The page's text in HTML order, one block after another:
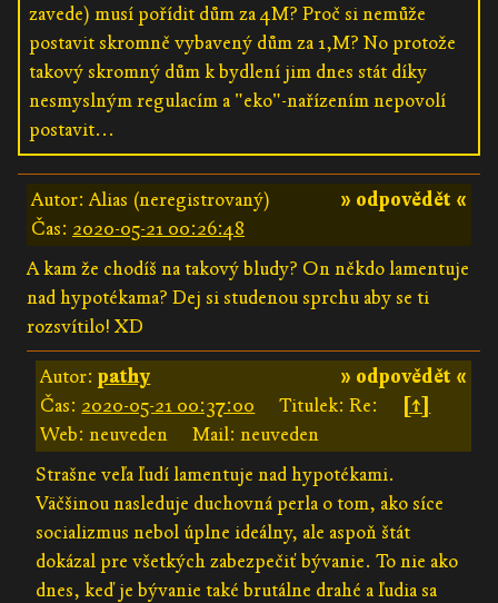
zavede) musí pořídit dům za 4M? Proč si nemůže
postavit skromně vybavený dům za 1,M? No protože
takový skromný dům k bydlení jim dnes stát díky
nesmyslným regulacím a "eko"-nařízením nepovolí
postavit...
» odpovědět «
Autor: Alias (neregistrovaný)
Čas: 2020-05-21 00:26:48
A kam že chodíš na takový bludy? On někdo lamentuje
nad hypotékama? Dej si studenou sprchu aby se ti
rozsvítilo! XD
» odpovědět «
Autor:pathy
Čas: 2020-05-21 00:37:00 Titulek: Re:
[↑]
Web: neuveden
Mail: neuveden
Strašne veľa ľudí lamentuje nad hypotékami.
Väčšinou nasleduje duchovná perla o tom, ako síce
socializmus nebol úplne ideálny, ale aspoň štát
dokázal pre všetkých zabezpečiť bývanie. To nie ako
dnes, keď je bývanie také brutálne drahé a ľudia sa